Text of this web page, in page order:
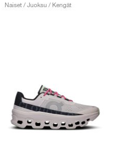
Naiset / Juoksu / Kengät